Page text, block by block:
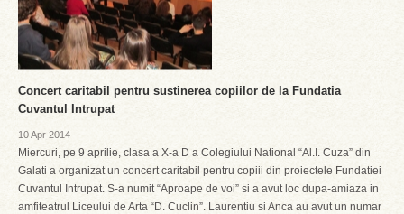
Concert caritabil pentru sustinerea copiilor de la Fundatia
Cuvantul Intrupat
10 Apr 2014
Miercuri, pe 9 aprilie, clasa a X-a D a Colegiului National “Al.I. Cuza” din
Galati a organizat un concert caritabil pentru copiii din proiectele Fundatiei
Cuvantul Intrupat. S-a numit “Aproape de voi” si a avut loc dupa-amiaza in
amfiteatrul Liceului de Arta “D. Cuclin”. Laurentiu si Anca au avut un numar